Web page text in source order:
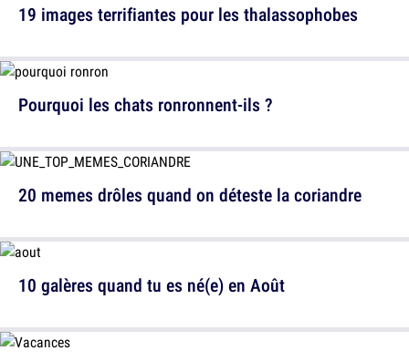
Pourquoi les chats ronronnent-ils ?
10 galères quand tu es né(e) en Août
19 images terrifiantes pour les thalassophobes
20 memes drôles quand on déteste la coriandre